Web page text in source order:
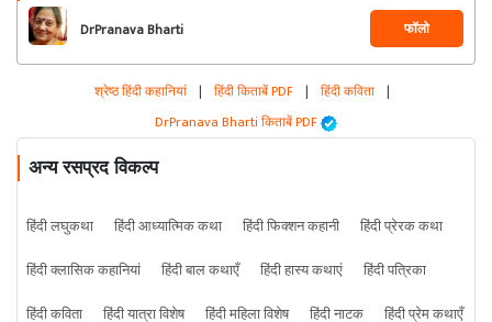
DrPranava Bharti फॉलो
श्रेष्ठ हिंदी कहानियां | हिंदी किताबें PDF | हिंदी कविता |
DrPranava Bharti किताबें PDF
अन्य रसप्रद विकल्प
हिंदी लघुकथा हिंदी आध्यात्मिक कथा हिंदी फिक्शन कहानी
हिंदी प्रेरक कथा
हिंदी क्लासिक कहानियां
हिंदी बाल कथाएँ हिंदी हास्य कथाएं
हिंदी पत्रिका
हिंदी कविता
हिंदी यात्रा विशेष हिंदी महिला विशेष हिंदी नाटक हिंदी प्रेम कथाएँ